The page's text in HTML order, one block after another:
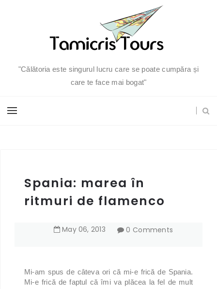
"Călătoria este singurul lucru care se poate cumpăra și
care te face mai bogat"
Spania: marea în
ritmuri de flamenco
May 06, 2013 0 Comments
Mi-am spus de câteva ori că mi-e frică de Spania.
Mi-e frică de faptul că îmi va plăcea la fel de mult